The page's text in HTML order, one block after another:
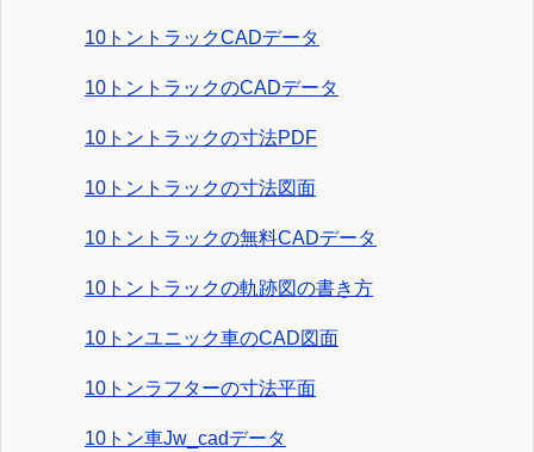
10トントラックCADデータ
10トントラックのCADデータ
10トントラックの寸法PDF
10トントラックの寸法図面
10トントラックの無料CADデータ
10トントラックの軌跡図の書き方
10トンユニック車のCAD図面
10トンラフターの寸法平面
10トン車Jw_cadデータ